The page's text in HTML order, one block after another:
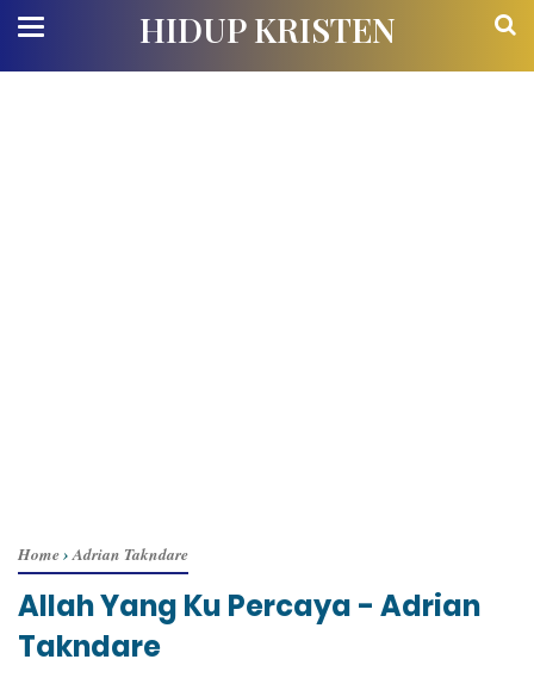
HIDUP KRISTEN
Home›Adrian Takndare
Allah Yang Ku Percaya - Adrian
Takndare